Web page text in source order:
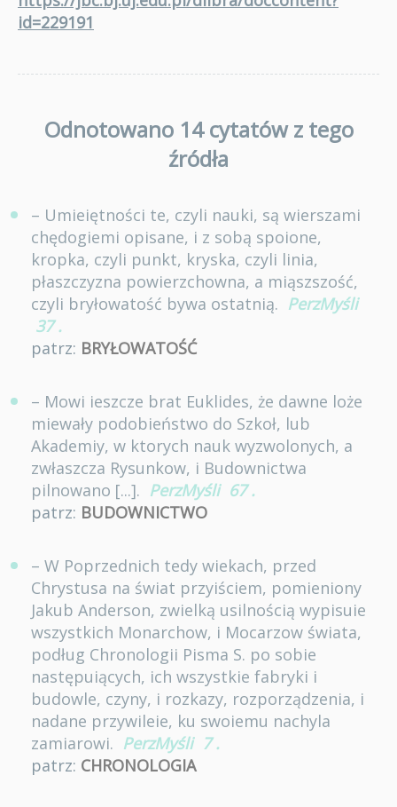
id=229191
Odnotowano 14 cytatów z tego
źródła
– Umieiętności te, czyli nauki, są wierszami
chędogiemi opisane, i z sobą spoione,
kropka, czyli punkt, kryska, czyli linia,
płaszczyzna powierzchowna, a miąszszość,
czyli bryłowatość bywa ostatnią. PerzMyśli
37 .
patrz: BRYŁOWATOŚĆ
– Mowi ieszcze brat Euklides, że dawne loże
miewały podobieństwo do Szkoł, lub
Akademiy, w ktorych nauk wyzwolonych, a
zwłaszcza Rysunkow, i Budownictwa
pilnowano [...]. PerzMyśli 67 .
patrz: BUDOWNICTWO
– W Poprzednich tedy wiekach, przed
Chrystusa na świat przyiściem, pomieniony
Jakub Anderson, zwielką usilnością wypisuie
wszystkich Monarchow, i Mocarzow świata,
podług Chronologii Pisma S. po sobie
następuiących, ich wszystkie fabryki i
budowle, czyny, i rozkazy, rozporządzenia, i
nadane przywileie, ku swoiemu nachyla
zamiarowi. PerzMyśli 7 .
patrz: CHRONOLOGIA